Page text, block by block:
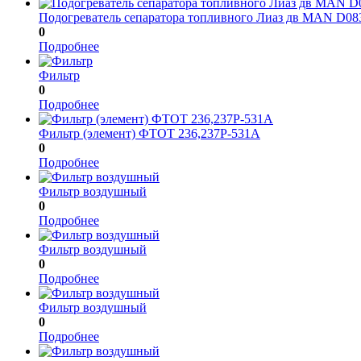
Подогреватель сепаратора топливного Лиаз дв MAN
0
Подробнее
Фильтр
0
Подробнее
Фильтр (элемент) ФТОТ 236,237Р-531А
0
Подробнее
Фильтр воздушный
0
Подробнее
Фильтр воздушный
0
Подробнее
Фильтр воздушный
0
Подробнее